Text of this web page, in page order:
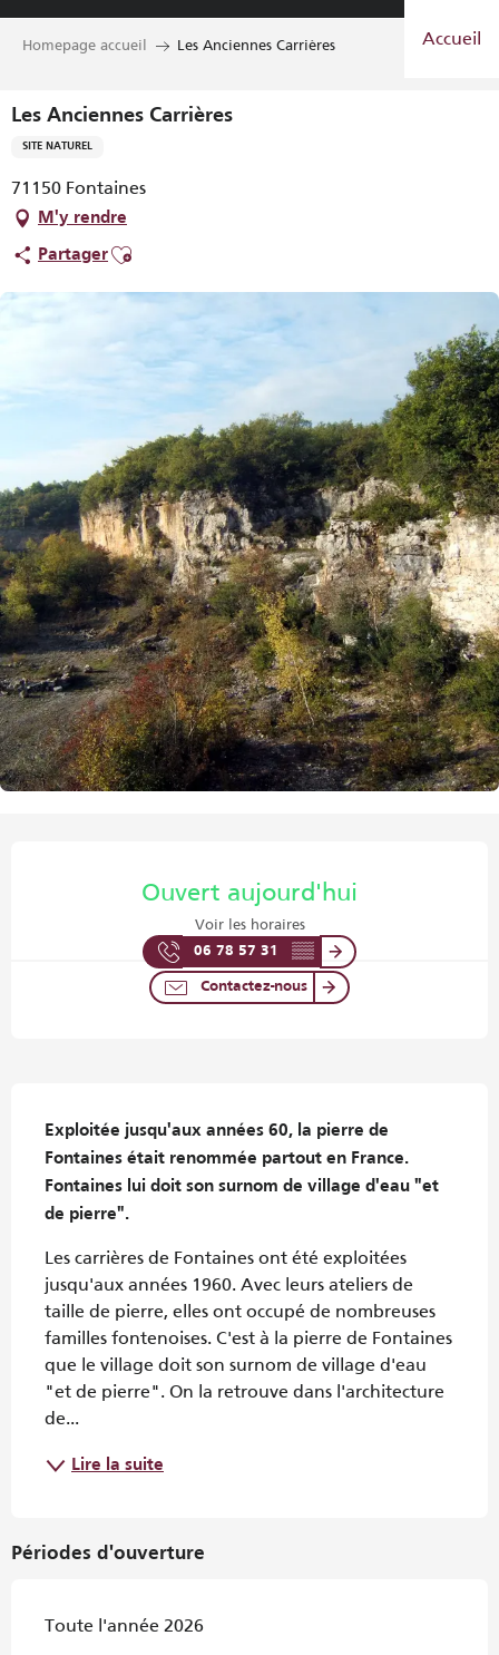
Aller
Accueil
Homepage accueil Les Anciennes Carrières
Les Anciennes Carrières
SITE NATUREL
71150 Fontaines
M'y rendre
PartagerAjouter aux favoris
Ouvert aujourd'hui
Voir les horaires
06 78 57 31 ▒▒
Contactez-nous
Exploitée jusqu'aux années 60, la pierre de
Fontaines était renommée partout en France.
Fontaines lui doit son surnom de village d'eau "et
de pierre".
Les carrières de Fontaines ont été exploitées
jusqu'aux années 1960. Avec leurs ateliers de
taille de pierre, elles ont occupé de nombreuses
familles fontenoises. C'est à la pierre de Fontaines
que le village doit son surnom de village d'eau
"et de pierre". On la retrouve dans l'architecture
de...
Lire la suite
Périodes d'ouverture
Toute l'année 2026